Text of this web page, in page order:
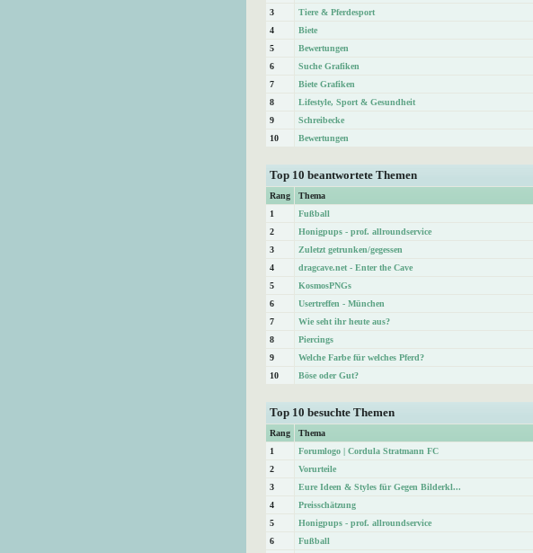
3
Tiere & Pferdesport
4
Biete
5
Bewertungen
6
Suche Grafiken
7
Biete Grafiken
8
Lifestyle, Sport & Gesundheit
9
Schreibecke
10
Bewertungen
Top 10 beantwortete Themen
Rang Thema
1
Fußball
2
Honigpups - prof. allroundservice
3
Zuletzt getrunken/gegessen
4
dragcave.net - Enter the Cave
5
KosmosPNGs
6
Usertreffen - München
7
Wie seht ihr heute aus?
8
Piercings
9
Welche Farbe für welches Pferd?
10
Böse oder Gut?
Top 10 besuchte Themen
Rang Thema
1
Forumlogo | Cordula Stratmann FC
2
Vorurteile
3
Eure Ideen & Styles für Gegen Bilderkl...
4
Preisschätzung
5
Honigpups - prof. allroundservice
6
Fußball